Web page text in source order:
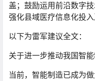
盖；鼓励运用前沿数字
强化县域医疗信息化投
以下为雷军建议全文：
关于进一步推动我国智
当前，智能制造已成为